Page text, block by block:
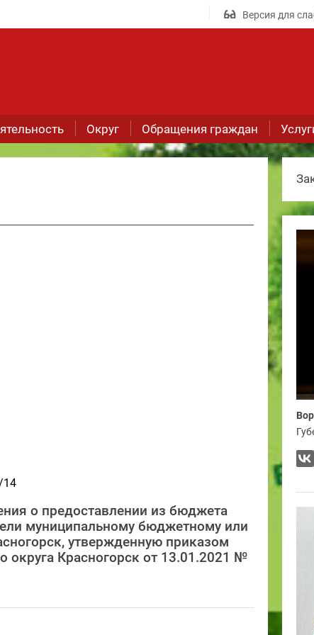
Версия для
Округ Обращения граждан
14
о предоставлении из бюджета
муниципальному бюджетному или
утвержденную приказом
округа Красногорск от 13.01.2021 №